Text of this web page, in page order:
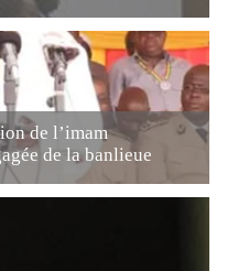
de l’imam
de la banlieue